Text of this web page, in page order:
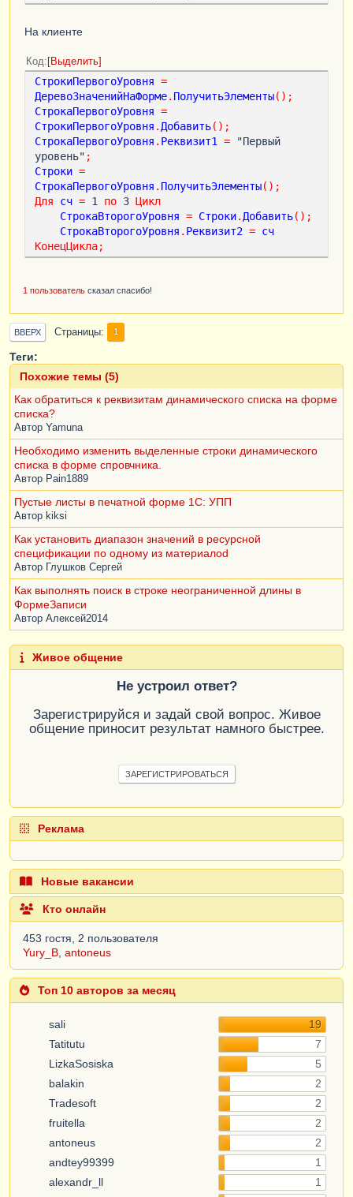
На клиенте
Код Выделить
СтрокиПервогоУровня =
ДеревоЗначенийНаФорме. ПолучитьЭлементы();
СтрокаПервогоУровня =
СтрокиПервогоУровня . Добавить();
СтрокаПервогоУровня . Реквизит1 = "Первый
уровень" ;
Строки =
СтрокаПервогоУровня . ПолучитьЭлементы();
Для
сч = 1 по 3 Цикл
СтрокаВторогоУровня = Строки. Добавить();
СтрокаВторогоУровня . Реквизит2 = сч
КонецЦикла;
1 пользователь сказал спасибо!
ВВЕРХ Страницы 1
Теги:
Похожие темы (5)
Как обратиться к реквизитам динамического списка на форме
списка?
Автор Yamuna
Необходимо изменить выделенные строки динамического
списка в форме спровчника.
Автор Pain1889
Пустые листы в печатной форме 1С: УПП
Автор kiksi
Как установить диапазон значений в ресурсной
спецификации по одному из материалоd
Автор Глушков Сергей
Как выполнять поиск в строке неограниченной длины в
ФормеЗаписи
Автор Алексей2014
Живое общение
Не устроил ответ?
Зарегистрируйся и задай свой вопрос. Живое
общение приносит результат намного быстрее.
ЗАРЕГИСТРИРОВАТЬСЯ
Реклама
Новые вакансии
Кто онлайн
453 гостя, 2 пользователя
Yury_B, antoneus
Топ 10 авторов за месяц
sali
19
Tatitutu
7
LizkaSosiska
5
balakin
2
Tradesoft
2
fruitella
2
antoneus
2
andtey99399
1
alexandr_ll
1